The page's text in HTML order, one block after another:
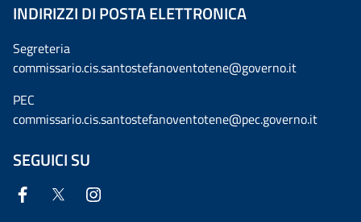
INDIRIZZI DI POSTA ELETTRONICA
Segreteria
commissario.cis.santostefanoventotene@governo.it
PEC
commissario.cis.santostefanoventotene@pec.governo.it
SEGUICI SU